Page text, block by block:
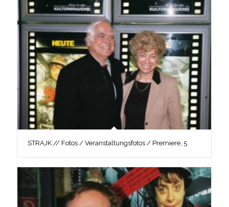
STRAJK // Fotos / Veranstaltungsfotos / Premiere, 5